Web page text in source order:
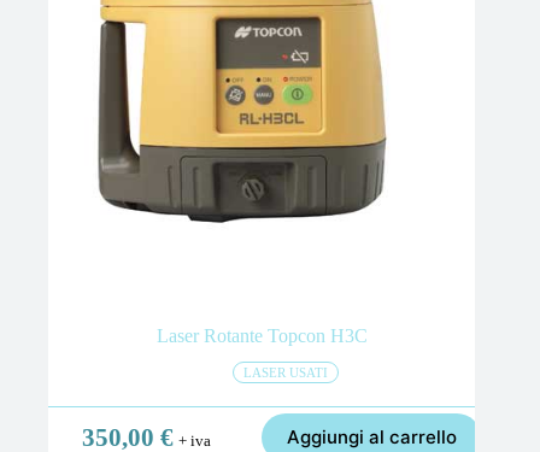
Laser Rotante Topcon H3C
LASER USATI
350,00 € + iva Aggiungi al carrello